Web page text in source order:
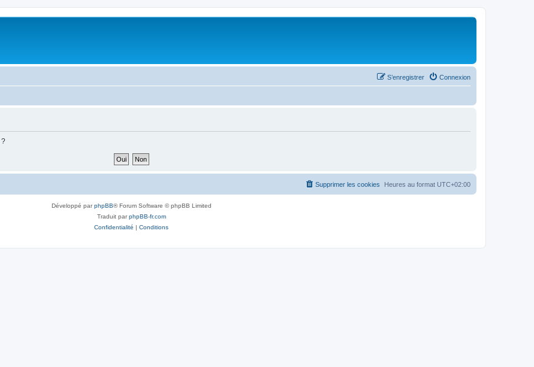
Connexion
S’enregistrer
?
Heures au format UTC+02:00
Supprimer les cookies
Développé parphpBB® Forum Software © phpBB Limited
Traduit parphpBB-fr.com
Confidentialité | Conditions